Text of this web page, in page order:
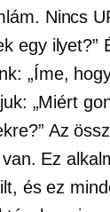
Nincs
egy ilyet?”
„Íme,
„Miért
Az
Ez
és ez